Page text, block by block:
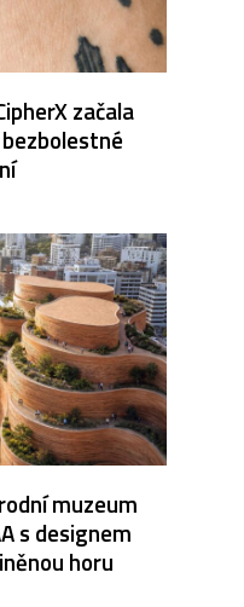
začala
muzeum
s designem
horu